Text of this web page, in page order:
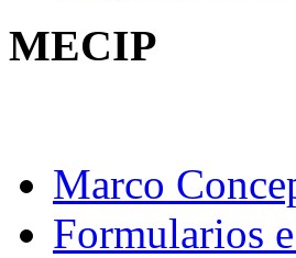
MECIP
Marco
Formularios